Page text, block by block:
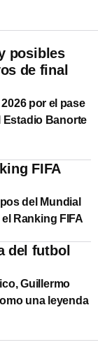
posibles
de final
por el pase
Estadio Banorte
FIFA
del Mundial
Ranking FIFA
del futbol
Guillermo
una leyenda